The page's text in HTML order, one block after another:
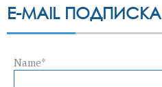
E-MAIL ПОДПИСКА
Name*